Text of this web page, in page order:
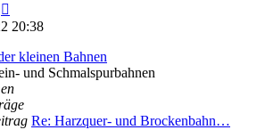
Beitrag
20:38
kleinen Bahnen
und Schmalspurbahnen
Re: Harzquer- und Brockenbahn…